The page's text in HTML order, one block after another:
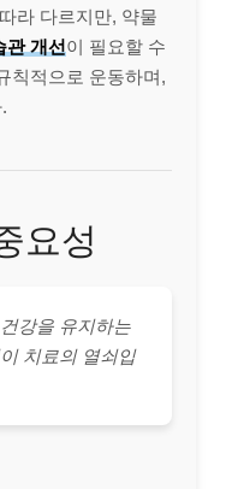
라 다르지만, 약물
관 개선이 필요할 수
칙적으로 운동하며,
요성
강을 유지하는
치료의 열쇠입